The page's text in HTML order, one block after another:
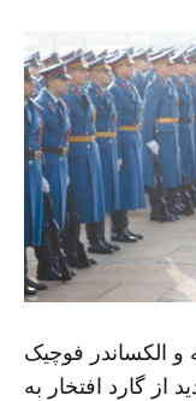
و الکساندر فوچیک
از گارد افتخار به